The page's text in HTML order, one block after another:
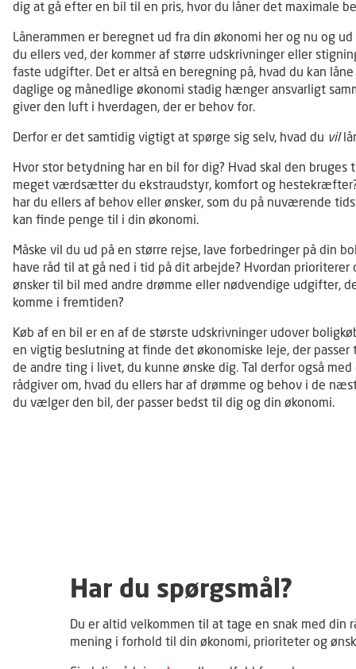
dig at gå efter en bil til en pris, hvor du låner det maximale
Lånerammen er beregnet ud fra din økonomi her og nu og ud
du ellers ved, der kommer af større udskrivninger eller
faste udgifter. Det er altså en beregning på, hvad du kan låne
daglige og månedlige økonomi stadig hænger ansvarligt
giver den luft i hverdagen, der er behov for.
Derfor er det samtidig vigtigt at spørge sig selv, hvad du vil
Hvor stor betydning har en bil for dig? Hvad skal den bruges
meget værdsætter du ekstraudstyr, komfort og
har du ellers af behov eller ønsker, som du på nuværende
kan finde penge til i din økonomi.
Måske vil du ud på en større rejse, lave forbedringer på din
have råd til at gå ned i tid på dit arbejde? Hvordan prioriterer
ønsker til bil med andre drømme eller nødvendige udgifter,
komme i fremtiden?
Køb af en bil er en af de største udskrivninger udover
en vigtig beslutning at finde det økonomiske leje, der passer
de andre ting i livet, du kunne ønske dig. Tal derfor også med
rådgiver om, hvad du ellers har af drømme og behov i de
du vælger den bil, der passer bedst til dig og din økonomi.
Har du spørgsmål?
Du er altid velkommen til at tage en snak med din
mening i forhold til din økonomi, prioriteter og